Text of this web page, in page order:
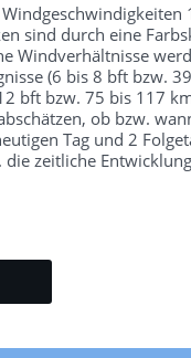
sind durch eine
Windverhältnisse
(6 bis 8 bft bzw.
bft bzw. 75 bis 117
ob bzw.
Tag und 2
zeitliche